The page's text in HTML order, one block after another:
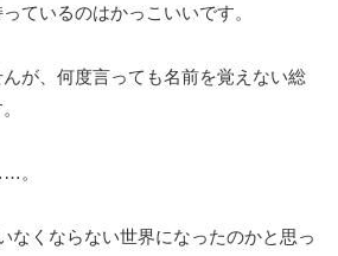
ているのはかっこいいです。
が、何度言っても名前を覚えない総
。
なくならない世界になったのかと思っ